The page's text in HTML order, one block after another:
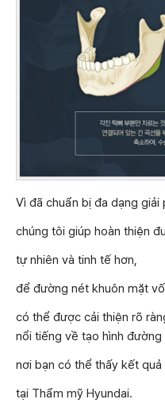
Vì đã chuẩn bị đa dạng giải
chúng tôi giúp hoàn thiện
tự nhiên và tinh tế hơn,
để đường nét khuôn mặt
có thể được cải thiện rõ
nổi tiếng về tạo hình
nơi bạn có thể thấy kết quả
tại Thẩm mỹ Hyundai.